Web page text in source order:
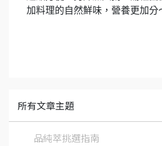
加料理的自然鮮味，營養更加分
所有文章主題
品純萃挑選指南